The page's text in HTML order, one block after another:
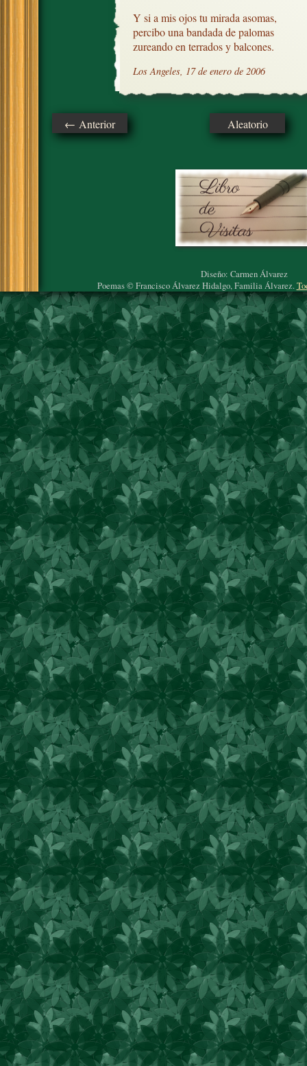
Y si a mis ojos tu mirada asomas,
percibo una bandada de palomas
zureando en terrados y balcones.
Los Angeles, 17 de enero de 2006
← Anterior Aleatorio
Diseño: Carmen Álvarez
Poemas © Francisco Álvarez Hidalgo, Familia Álvarez.